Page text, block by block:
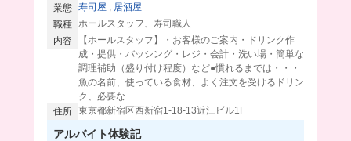
業態 寿司屋 , 居酒屋
職種 ホールスタッフ、寿司職人
内容
【ホールスタッフ】・お客様のご案内・ドリンク作
成・提供・バッシング・レジ・会計・洗い場・簡単な
調理補助（盛り付け程度）など●慣れるまでは・・・
魚の名前、使っている食材、よく注文を受けるドリン
ク、必要な...
住所 東京都新宿区西新宿1-18-13近江ビル1F
アルバイト体験記